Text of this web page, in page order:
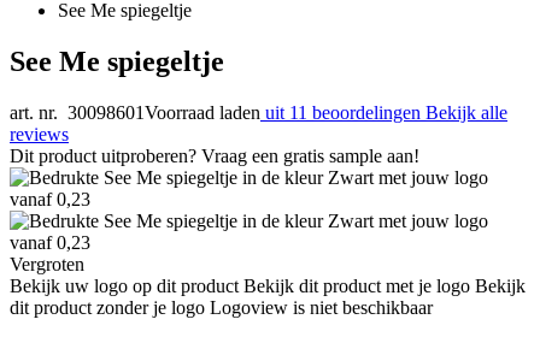
See Me spiegeltje
See Me spiegeltje
art. nr. 30098601Voorraad laden uit 11 beoordelingen Bekijk alle
reviews
Dit product uitproberen? Vraag een gratis sample aan!
Vergroten
Bekijk uw logo op dit product Bekijk dit product met je logo Bekijk
dit product zonder je logo Logoview is niet beschikbaar